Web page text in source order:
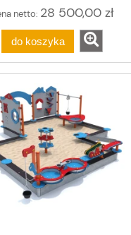
netto: 28 500,00 zł
do koszyka